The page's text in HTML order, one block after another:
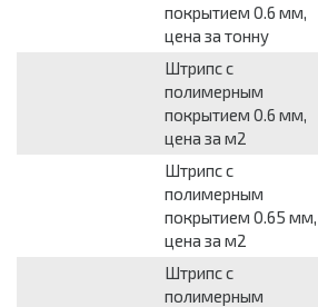
покрытием 0.6 мм,
цена за тонну
Штрипс с
полимерным
покрытием 0.6 мм,
цена за м2
Штрипс с
полимерным
покрытием 0.65 мм,
цена за м2
Штрипс с
полимерным